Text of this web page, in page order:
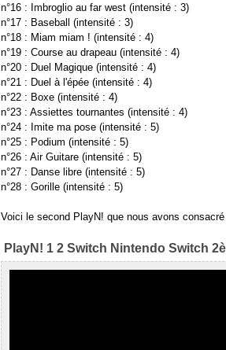
n°16 : Imbroglio au far west (intensité : 3)
n°17 : Baseball (intensité : 3)
n°18 : Miam miam ! (intensité : 4)
n°19 : Course au drapeau (intensité : 4)
n°20 : Duel Magique (intensité : 4)
n°21 : Duel à l'épée (intensité : 4)
n°22 : Boxe (intensité : 4)
n°23 : Assiettes tournantes (intensité : 4)
n°24 : Imite ma pose (intensité : 5)
n°25 : Podium (intensité : 5)
n°26 : Air Guitare (intensité : 5)
n°27 : Danse libre (intensité : 5)
n°28 : Gorille (intensité : 5)
Voici le second PlayN! que nous avons
PlayN! 1 2 Switch Nintendo Switch